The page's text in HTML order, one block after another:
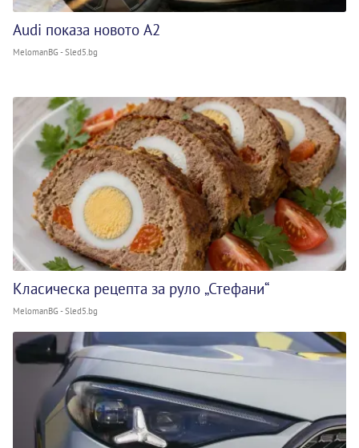
Audi показа новото A2
MelomanBG - Sled5.bg
Класическа рецепта за руло „Стефани“
MelomanBG - Sled5.bg